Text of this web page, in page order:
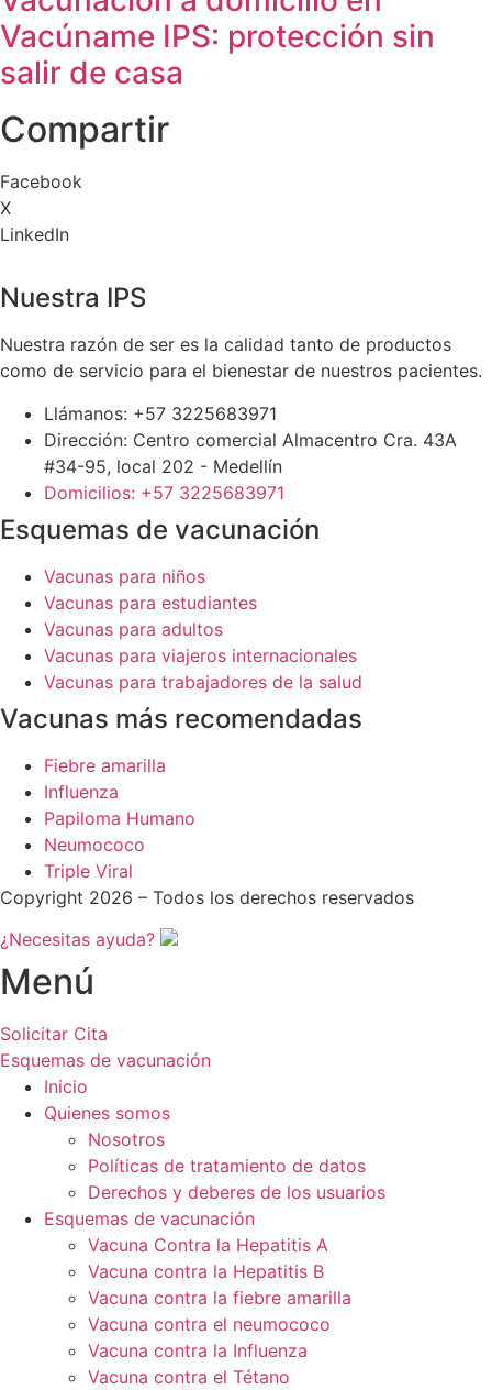
Vacúname IPS: protección sin
salir de casa
Compartir
Facebook
X
LinkedIn
Nuestra IPS
Nuestra razón de ser es la calidad tanto de productos
como de servicio para el bienestar de nuestros pacientes.
Llámanos: +57 3225683971
Dirección: Centro comercial Almacentro Cra. 43A
#34-95, local 202 - Medellín
Domicilios: +57 3225683971
Esquemas de vacunación
Vacunas para niños
Vacunas para estudiantes
Vacunas para adultos
Vacunas para viajeros internacionales
Vacunas para trabajadores de la salud
Vacunas más recomendadas
Fiebre amarilla
Influenza
Papiloma Humano
Neumococo
Triple Viral
Copyright 2026 – Todos los derechos reservados
¿Necesitas ayuda?
Menú
Solicitar Cita
Esquemas de vacunación
Inicio
Quienes somos
Nosotros
Políticas de tratamiento de datos
Derechos y deberes de los usuarios
Esquemas de vacunación
Vacuna Contra la Hepatitis A
Vacuna contra la Hepatitis B
Vacuna contra la fiebre amarilla
Vacuna contra el neumococo
Vacuna contra la Influenza
Vacuna contra el Tétano